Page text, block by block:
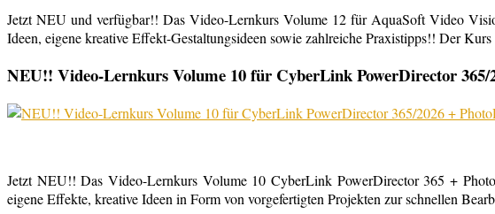
Jetzt NEU und verfügbar!! Das Video-Lernkurs Volume 12 für AquaSoft Video
Ideen, eigene kreative Effekt-Gestaltungsideen sowie zahlreiche Praxistipps!! Der
NEU!! Video-Lernkurs Volume 10 für CyberLink PowerDirector
Jetzt NEU!! Das Video-Lernkurs Volume 10 CyberLink PowerDirector 365 +
eigene Effekte, kreative Ideen in Form von vorgefertigten Projekten zur schnellen